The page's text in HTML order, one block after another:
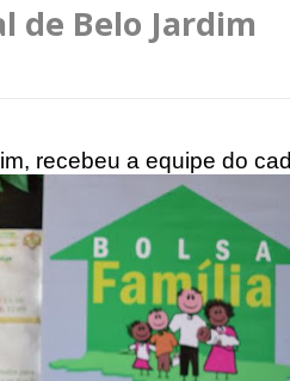
de Belo Jardim
recebeu a equipe do